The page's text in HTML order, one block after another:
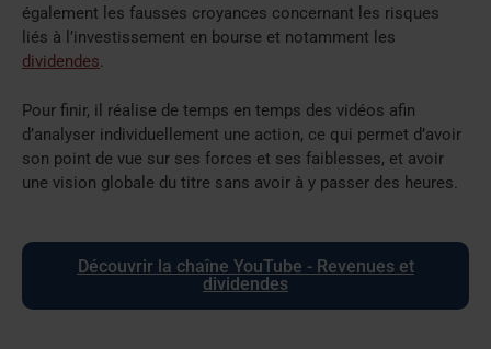
également les fausses croyances concernant les risques
liés à l’investissement en bourse et notamment les
dividendes.
Pour finir, il réalise de temps en temps des vidéos afin
d’analyser individuellement une action, ce qui permet d’avoir
son point de vue sur ses forces et ses faiblesses, et avoir
une vision globale du titre sans avoir à y passer des heures.
Découvrir la chaîne YouTube - Revenues et
dividendes